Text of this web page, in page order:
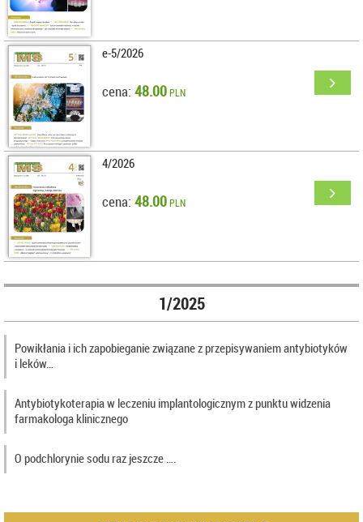
e-5/2026
cena: 48.00PLN
4/2026
cena: 48.00PLN
1/2025
Powikłania i ich zapobieganie związane z przepisywaniem antybiotyków
i leków…
Antybiotykoterapia w leczeniu implantologicznym z punktu widzenia
farmakologa klinicznego
O podchlorynie sodu raz jeszcze ….